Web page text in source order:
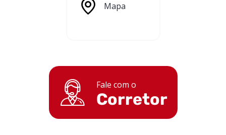
Mapa
Fale com o
Corretor